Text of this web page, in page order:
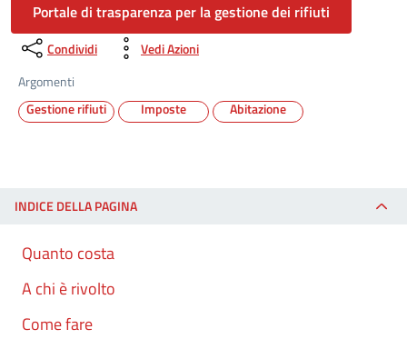
Portale di trasparenza per la gestione dei rifiuti
Condividi
Vedi Azioni
Argomenti
Gestione rifiuti
Imposte Abitazione
INDICE DELLA PAGINA
Quanto costa
A chi è rivolto
Come fare